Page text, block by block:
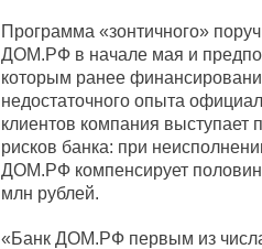
Программа «зонтичного»
ДОМ.РФ в начале мая и
которым ранее
недостаточного опыта
клиентов компания выступает
рисков банка: при
ДОМ.РФ компенсирует
млн рублей.
«Банк ДОМ.РФ первым из